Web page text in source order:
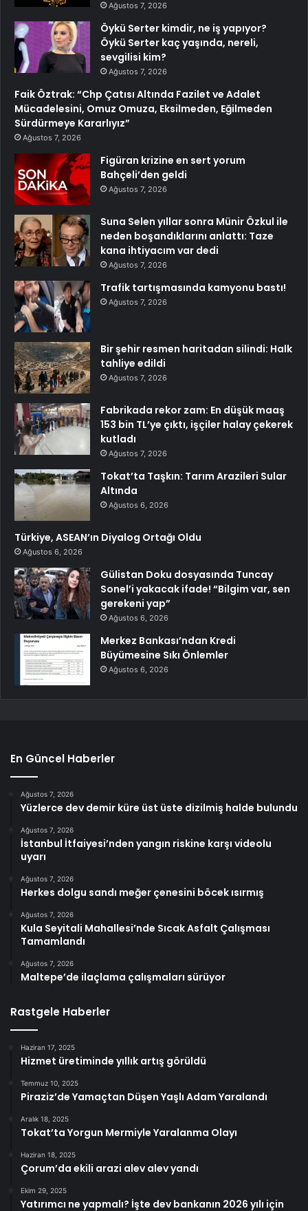
Ağustos 7, 2026
Öykü Serter kimdir, ne iş yapıyor?
Öykü Serter kaç yaşında, nereli,
sevgilisi kim?
Ağustos 7, 2026
Faik Öztrak: “Chp Çatısı Altında Fazilet ve Adalet
Mücadelesini, Omuz Omuza, Eksilmeden, Eğilmeden
Sürdürmeye Kararlıyız”
Ağustos 7, 2026
Figüran krizine en sert yorum
Bahçeli’den geldi
Ağustos 7, 2026
Suna Selen yıllar sonra Münir Özkul ile
neden boşandıklarını anlattı: Taze
kana ihtiyacım var dedi
Ağustos 7, 2026
Trafik tartışmasında kamyonu bastı!
Ağustos 7, 2026
Bir şehir resmen haritadan silindi: Halk
tahliye edildi
Ağustos 7, 2026
Fabrikada rekor zam: En düşük maaş
153 bin TL’ye çıktı, işçiler halay çekerek
kutladı
Ağustos 7, 2026
Tokat’ta Taşkın: Tarım Arazileri Sular
Altında
Ağustos 6, 2026
Türkiye, ASEAN’ın Diyalog Ortağı Oldu
Ağustos 6, 2026
Gülistan Doku dosyasında Tuncay
Sonel’i yakacak ifade! “Bilgim var, sen
gerekeni yap”
Ağustos 6, 2026
Merkez Bankası’ndan Kredi
Büyümesine Sıkı Önlemler
Ağustos 6, 2026
En Güncel Haberler
Ağustos 7, 2026
Yüzlerce dev demir küre üst üste dizilmiş halde bulundu
Ağustos 7, 2026
İstanbul İtfaiyesi’nden yangın riskine karşı videolu
uyarı
Ağustos 7, 2026
Herkes dolgu sandı meğer çenesini böcek ısırmış
Ağustos 7, 2026
Kula Seyitali Mahallesi’nde Sıcak Asfalt Çalışması
Tamamlandı
Ağustos 7, 2026
Maltepe’de ilaçlama çalışmaları sürüyor
Rastgele Haberler
Haziran 17, 2025
Hizmet üretiminde yıllık artış görüldü
Temmuz 10, 2025
Piraziz’de Yamaçtan Düşen Yaşlı Adam Yaralandı
Aralık 18, 2025
Tokat’ta Yorgun Mermiyle Yaralanma Olayı
Haziran 18, 2025
Çorum’da ekili arazi alev alev yandı
Ekim 29, 2025
Yatırımcı ne yapmalı? İşte dev bankanın 2026 yılı için